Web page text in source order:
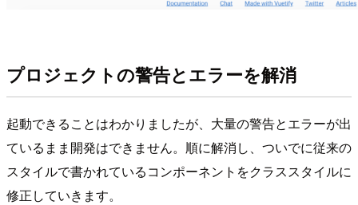
プロジェクトの警告とエラーを解消
起動できることはわかりましたが、大量の警告とエラーが出
ているまま開発はできません。順に解消し、ついでに従来の
スタイルで書かれているコンポーネントをクラススタイルに
修正していきます。